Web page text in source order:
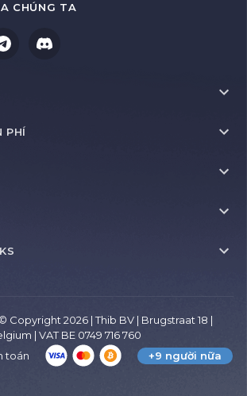
CHÚNG TA
PHÍ
Copyright 2026 | Thib BV | Brugstraat 18 |
| VAT BE 0749 716 760
toán
+9 người nữa